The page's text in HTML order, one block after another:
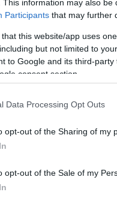
This information may also
Participants that may further
that this website/app uses
but not limited to
to Google and its third-
consent section.
Data Processing Opt Outs
opt-out of the Sharing of my
opt-out of the Sale of my
kapucnis pulcsiban,
sportszerelésben,
látható, hogy
utánafordul. A képek
elmondta , hogy
félénksége miatt.
veled, és szinte
zavarba jöttem a
„Először több mint
a